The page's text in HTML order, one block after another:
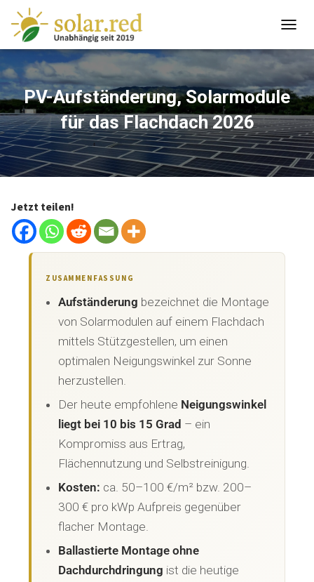
springen
O
G
L
E
N
A
V
I
G
PV-Aufständerung, Solarmodule
für das Flachdach 2026
Jetzt teilen!
ZUSAMMENFASSUNG
Aufständerung bezeichnet die Montage
von Solarmodulen auf einem Flachdach
mittels Stützgestellen, um einen
optimalen Neigungswinkel zur Sonne
herzustellen.
Der heute empfohlene Neigungswinkel
liegt bei 10 bis 15 Grad – ein
Kompromiss aus Ertrag,
Flächennutzung und Selbstreinigung.
Kosten: ca. 50–100 €/m² bzw. 200–
300 € pro kWp Aufpreis gegenüber
flacher Montage.
Ballastierte Montage ohne
Dachdurchdringung ist die heutige